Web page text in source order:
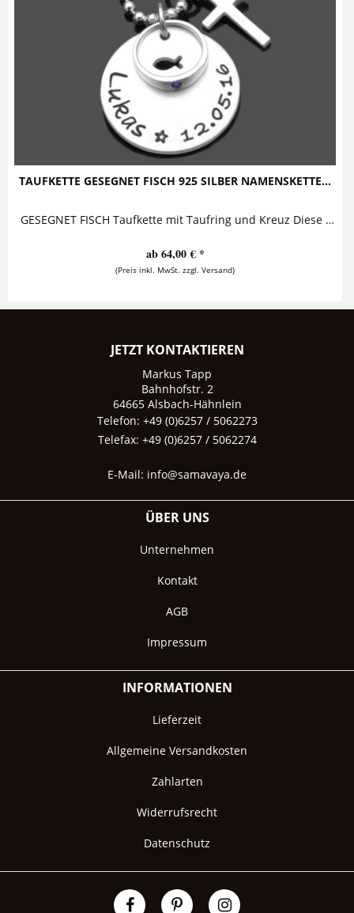
TAUFKETTE GESEGNET FISCH 925 SILBER NAMENSKETTE...
GESEGNET FISCH Taufkette mit Taufring und Kreuz Diese zauberhafte Taufkette aus 925 Sterling Silber besteht aus einem personalisierten...
ab 64,00 € *
(Preis inkl. MwSt. zzgl. Versand)
JETZT KONTAKTIEREN
Markus Tapp
Bahnhofstr. 2
64665 Alsbach-Hähnlein
Telefon: +49 (0)6257 / 5062273
Telefax: +49 (0)6257 / 5062274
E-Mail: info@samavaya.de
ÜBER UNS
Unternehmen
Kontakt
AGB
Impressum
INFORMATIONEN
Lieferzeit
Allgemeine Versandkosten
Zahlarten
Widerrufsrecht
Datenschutz